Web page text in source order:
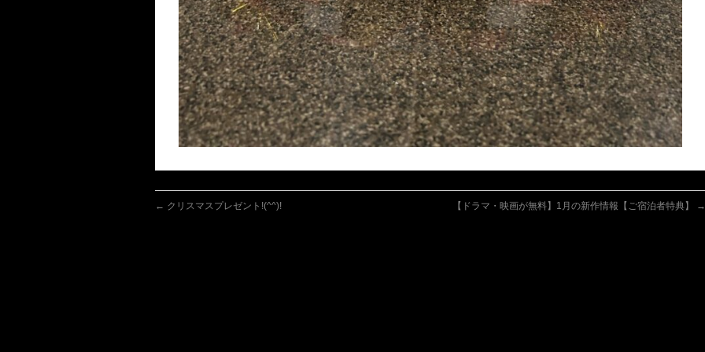
← クリスマスプレゼント!(^^)! 【ドラマ・映画が無料】1月の新作情報【ご宿泊者特典】 →